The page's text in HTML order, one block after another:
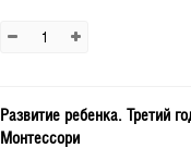
Развитие ребенка. Третий
Монтессори